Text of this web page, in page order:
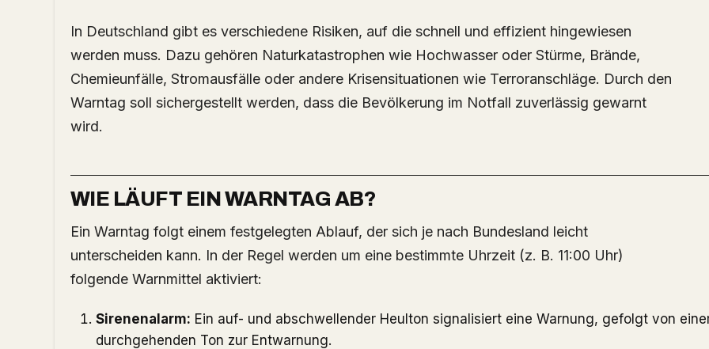
In Deutschland gibt es verschiedene Risiken, auf die schnell und effizient hingewiesen
werden muss. Dazu gehören Naturkatastrophen wie Hochwasser oder Stürme, Brände,
Chemieunfälle, Stromausfälle oder andere Krisensituationen wie Terroranschläge. Durch den
Warntag soll sichergestellt werden, dass die Bevölkerung im Notfall zuverlässig gewarnt
wird.
WIE LÄUFT EIN WARNTAG AB?
Ein Warntag folgt einem festgelegten Ablauf, der sich je nach Bundesland leicht
unterscheiden kann. In der Regel werden um eine bestimmte Uhrzeit (z. B. 11:00 Uhr)
folgende Warnmittel aktiviert:
Sirenenalarm: Ein auf- und abschwellender Heulton signalisiert eine Warnung, gefolgt von
durchgehenden Ton zur Entwarnung.